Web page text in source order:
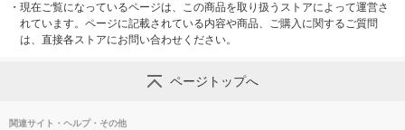
・ 現在ご覧になっているページは、この商品を取り扱うストアによって運営さ
れています。ページに記載されている内容や商品、ご購入に関するご質問
は、直接各ストアにお問い合わせください。
ページトップへ
関連サイト・ヘルプ・その他